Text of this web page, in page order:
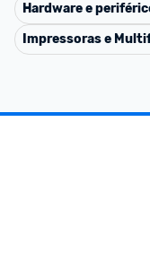
Hardware e
Impressoras e